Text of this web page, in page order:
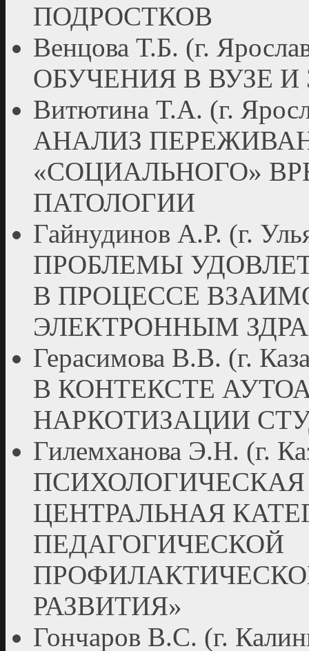
ПОДРОСТКОВ
Венцова Т.Б. (г.
ОБУЧЕНИЯ В ВУЗЕ
Витютина Т.А. (г.
АНАЛИЗ
«СОЦИАЛЬНОГО»
ПАТОЛОГИИ
Гайнудинов А.Р. (г.
ПРОБЛЕМЫ
В ПРОЦЕССЕ
ЭЛЕКТРОННЫМ
Герасимова В.В. (г.
В КОНТЕКСТЕ
НАРКОТИЗАЦИИ
Гилемханова Э.Н. (г.
ЦЕНТРАЛЬНАЯ
ПЕДАГОГИЧЕСКОЙ
РАЗВИТИЯ»
Гончаров В.С. (г.